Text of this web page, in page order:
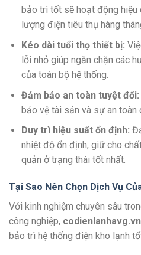
bảo trì tốt sẽ hoạt động hiệu
lượng điện tiêu thụ hàng
Kéo dài tuổi thọ thiết bị:
lỗi nhỏ giúp ngăn chặn các
của toàn bộ hệ thống.
Đảm bảo an toàn tuyệt đối:
bảo vệ tài sản và sự an toàn
Duy trì hiệu suất ổn định:
nhiệt độ ổn định, giữ cho
quản ở trạng thái tốt nhất.
Tại Sao Nên Chọn Dịch Vụ
Với kinh nghiệm chuyên sâu
công nghiệp, codienlanhavg.vn
bảo trì hệ thống điện kho lạnh